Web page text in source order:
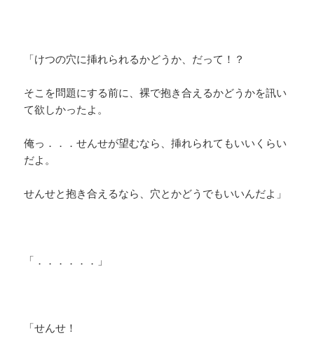
「けつの穴に挿れられるかどうか、だって！？
そこを問題にする前に、裸で抱き合えるかどうかを訊い
て欲しかったよ。
俺っ．．．せんせが望むなら、挿れられてもいいくらい
だよ。
せんせと抱き合えるなら、穴とかどうでもいいんだよ」
「．．．．．．」
「せんせ！